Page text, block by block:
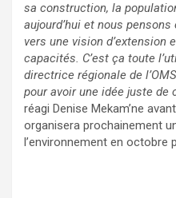
sa construction, la
aujourd’hui et nous
vers une vision d’extension
capacités. C’est ça toute
directrice régionale de
pour avoir une idée juste de
réagi Denise Mekam’ne
organisera prochainement
l’environnement en octobre